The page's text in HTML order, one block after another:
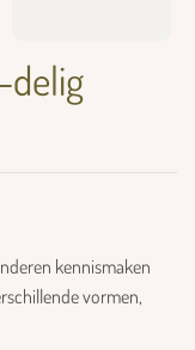
delig
kennismaken
vormen,